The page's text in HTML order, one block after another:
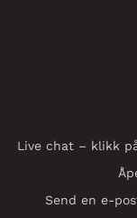
Live chat – klikk
Send en e-